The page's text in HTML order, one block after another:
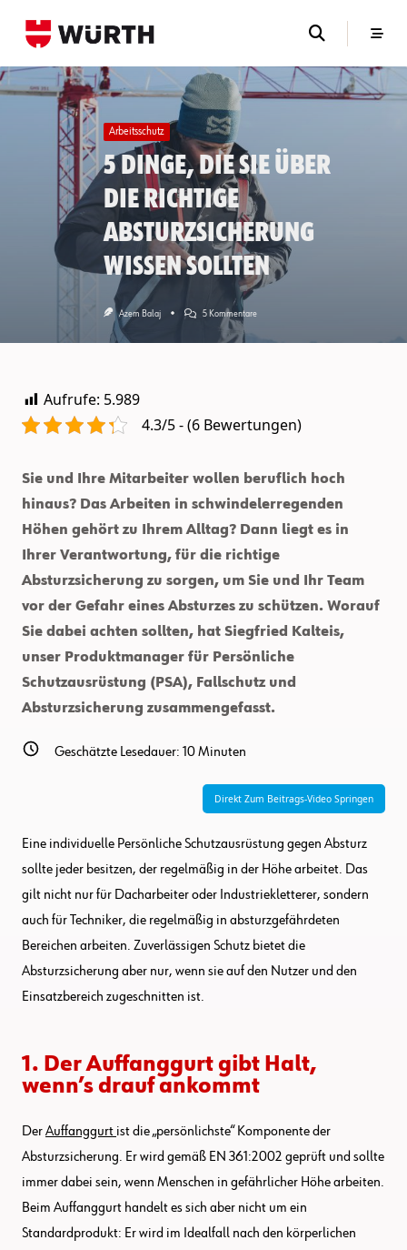
Arbeitsschutz
5 Dinge, die Sie über
die richtige
Absturzsicherung
wissen sollten
Azem Balaj 5 KommentareZu
Dinge,
Absturzsicherung
Wissen
Aufrufe: 5.989
4.3/5 - (6 Bewertungen)
Sie und Ihre Mitarbeiter wollen beruflich hoch
hinaus? Das Arbeiten in schwindelerregenden
Höhen gehört zu Ihrem Alltag? Dann liegt es in
Ihrer Verantwortung, für die richtige
Absturzsicherung zu sorgen, um Sie und Ihr Team
vor der Gefahr eines Absturzes zu schützen. Worauf
Sie dabei achten sollten, hat Siegfried Kalteis,
unser Produktmanager für Persönliche
Schutzausrüstung (PSA), Fallschutz und
Absturzsicherung zusammengefasst.
Geschätzte Lesedauer: 10Minuten
Direkt Zum Beitrags-Video Springen
Eine individuelle Persönliche Schutzausrüstung gegen Absturz
sollte jeder besitzen, der regelmäßig in der Höhe arbeitet. Das
gilt nicht nur für Dacharbeiter oder Industriekletterer, sondern
auch für Techniker, die regelmäßig in absturzgefährdeten
Bereichen arbeiten. Zuverlässigen Schutz bietet die
Absturzsicherung aber nur, wenn sie auf den Nutzer und den
Einsatzbereich zugeschnitten ist.
1. Der Auffanggurt gibt Halt,
wenn’s drauf ankommt
DerAuffanggurt ist die „persönlichste“ Komponente der
Absturzsicherung. Er wird gemäß EN 361:2002 geprüft und sollte
immer dabei sein, wenn Menschen in gefährlicher Höhe arbeiten.
Beim Auffanggurt handelt es sich aber nicht um ein
Standardprodukt: Er wird im Idealfall nach den körperlichen